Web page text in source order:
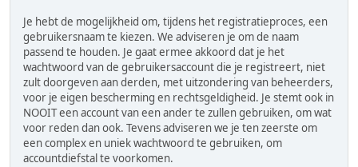
Je hebt de mogelijkheid om, tijdens het registratieproces, een
gebruikersnaam te kiezen. We adviseren je om de naam
passend te houden. Je gaat ermee akkoord dat je het
wachtwoord van de gebruikersaccount die je registreert, niet
zult doorgeven aan derden, met uitzondering van beheerders,
voor je eigen bescherming en rechtsgeldigheid. Je stemt ook in
NOOIT een account van een ander te zullen gebruiken, om wat
voor reden dan ook. Tevens adviseren we je ten zeerste om
een complex en uniek wachtwoord te gebruiken, om
accountdiefstal te voorkomen.